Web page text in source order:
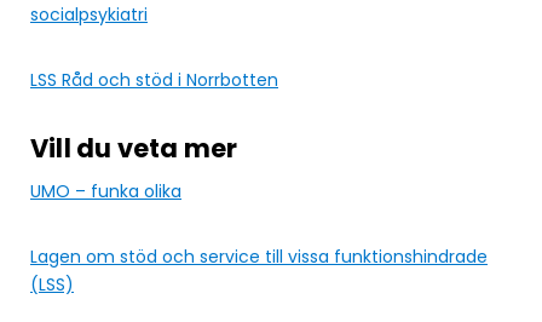
socialpsykiatri
LSS Råd och stöd i Norrbotten
Vill du veta mer
UMO – funka olika
Lagen om stöd och service till vissa funktionshindrade
(LSS)